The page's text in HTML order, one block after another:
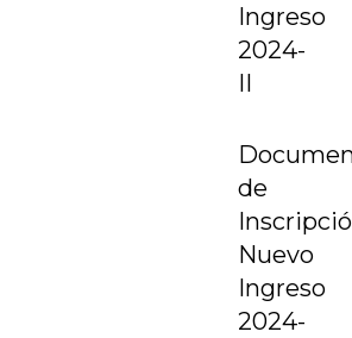
Ingreso
2024-
II
de
Nuevo
Ingreso
2024-